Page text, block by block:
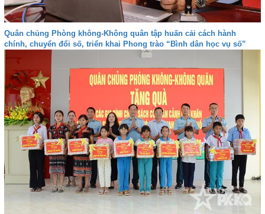
Quân chủng Phòng không-Không quân tập huấn cải cách hành
chính, chuyển đổi số, triển khai Phong trào “Bình dân học vụ số”